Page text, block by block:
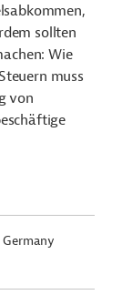
sollten
Wie
muss
von